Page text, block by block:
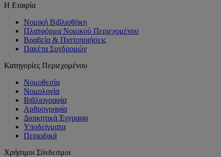
Η Εταιρία
Νομική Βιβλιοθήκη
Πλατφόρμα Νομικού Περιεχομένου
Βραβεία & Πιστοποιήσεις
Πακέτα Συνδρομών
Κατηγορίες Περιεχομένου
Νομοθεσία
Νομολογία
Βιβλιογραφία
Αρθρογραφία
Διοικητικά Έγγραφα
Υποδείγματα
Περιοδικά
Χρήσιμοι Σύνδεσμοι